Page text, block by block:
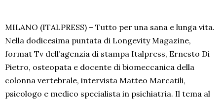
MILANO (ITALPRESS) – Tutto per una sana e lunga vita.
Nella dodicesima puntata di Longevity Magazine,
format Tv dell’agenzia di stampa Italpress, Ernesto Di
Pietro, osteopata e docente di biomeccanica della
colonna vertebrale, intervista Matteo Marcatili,
psicologo e medico specialista in psichiatria. Il tema al